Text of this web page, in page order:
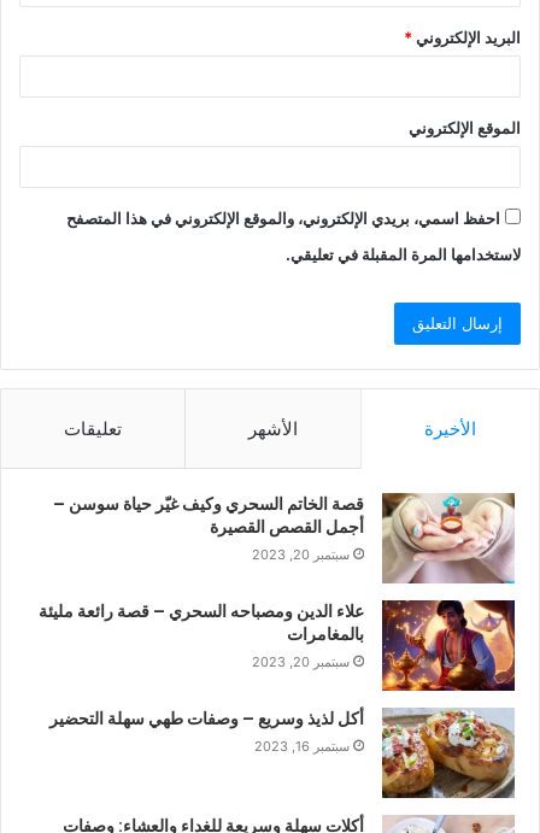
البريد الإلكتروني*
الموقع الإلكتروني
احفظ اسمي، بريدي الإلكتروني، والموقع الإلكتروني في هذا المتصفح
لاستخدامها المرة المقبلة في تعليقي.
الأخيرة الأشهر تعليقات
قصة الخاتم السحري وكيف غيّر حياة سوسن –
أجمل القصص القصيرة
سبتمبر 20, 2023
علاء الدين ومصباحه السحري – قصة رائعة مليئة
بالمغامرات
سبتمبر 20, 2023
أكل لذيذ وسريع – وصفات طهي سهلة التحضير
سبتمبر 16, 2023
أكلات سهلة وسريعة للغداء والعشاء: وصفات